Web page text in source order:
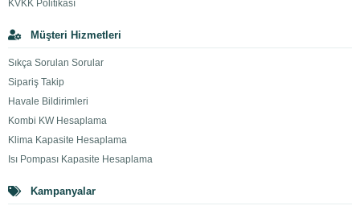
KVKK Politikası
Müşteri Hizmetleri
Sıkça Sorulan Sorular
Sipariş Takip
Havale Bildirimleri
Kombi KW Hesaplama
Klima Kapasite Hesaplama
Isı Pompası Kapasite Hesaplama
Kampanyalar